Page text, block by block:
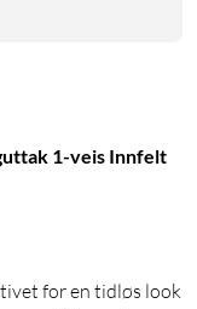
1-veis Innfelt
for en tidløs look